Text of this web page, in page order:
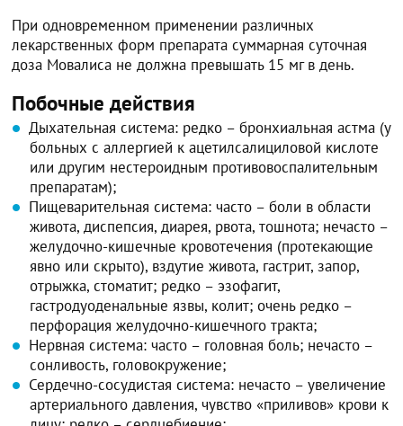
При одновременном применении различных
лекарственных форм препарата суммарная суточная
доза Мовалиса не должна превышать 15 мг в день.
Побочные действия
Дыхательная система: редко – бронхиальная астма (у
больных с аллергией к ацетилсалициловой кислоте
или другим нестероидным противовоспалительным
препаратам);
Пищеварительная система: часто – боли в области
живота, диспепсия, диарея, рвота, тошнота; нечасто –
желудочно-кишечные кровотечения (протекающие
явно или скрыто), вздутие живота, гастрит, запор,
отрыжка, стоматит; редко – эзофагит,
гастродуоденальные язвы, колит; очень редко –
перфорация желудочно-кишечного тракта;
Нервная система: часто – головная боль; нечасто –
сонливость, головокружение;
Сердечно-сосудистая система: нечасто – увеличение
артериального давления, чувство «приливов» крови к